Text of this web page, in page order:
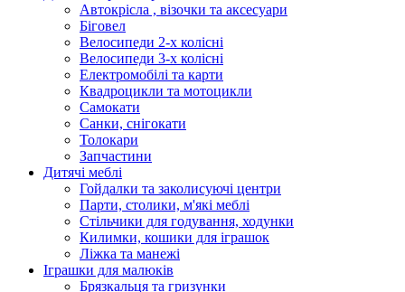
Автокрісла , візочки та аксесуари
Біговел
Велосипеди 2-х колісні
Велосипеди 3-х колісні
Електромобілі та карти
Квадроцикли та мотоцикли
Самокати
Санки, снігокати
Толокари
Запчастини
Дитячі меблі
Гойдалки та заколисуючі центри
Парти, столики, м'які меблі
Стільчики для годування, ходунки
Килимки, кошики для іграшок
Ліжка та манежі
Іграшки для малюків
Брязкальця та гризунки